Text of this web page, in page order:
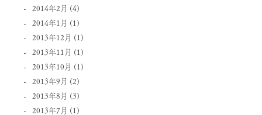
2014年2月 (4)
2014年1月 (1)
2013年12月 (1)
2013年11月 (1)
2013年10月 (1)
2013年9月 (2)
2013年8月 (3)
2013年7月 (1)